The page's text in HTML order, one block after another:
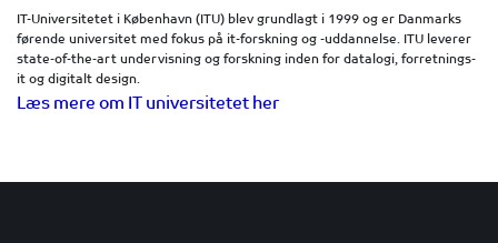
IT-Universitetet i København (ITU) blev grundlagt i 1999 og er Danmarks
førende universitet med fokus på it-forskning og -uddannelse. ITU leverer
state-of-the-art undervisning og forskning inden for datalogi, forretnings-
it og digitalt design.
Læs mere om IT universitetet her